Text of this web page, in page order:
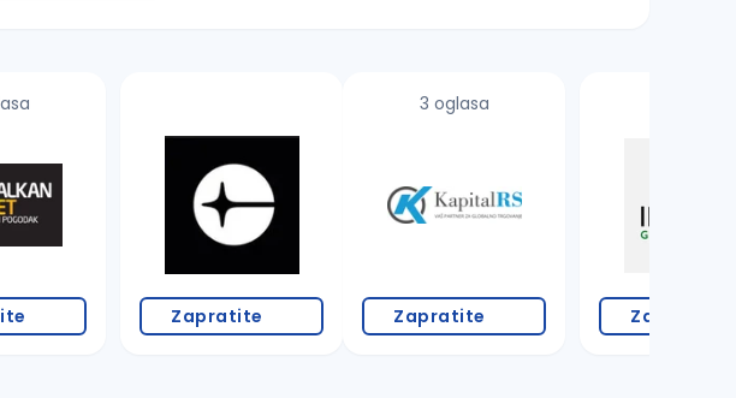
Zapratite
3 oglasa
Zapratite Zapratite